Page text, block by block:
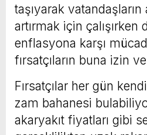
taşıyarak vatandaşların
artırmak için
enflasyona karşı
fırsatçıların buna izin
Fırsatçılar her gün
zam bahanesi
akaryakıt fiyatları gibi